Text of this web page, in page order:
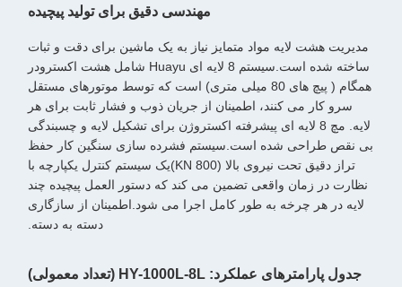
مهندسی دقیق برای تولید پیچیده
مدیریت هشت لایه مواد متمایز نیاز به یک ماشین برای دقت و ثبات
ساخته شده است.سیستم 8 لایه ای Huayu شامل هشت اکسترودر
همگام ( پیچ های 80 میلی متری) است که توسط موتورهای مستقل
سرو کار می کنند، اطمینان از جریان ذوب و فشار ثابت برای هر
لایه. مچ 8 لایه ای پیشرفته اکستروژن برای تشکیل لایه و چسبندگی
بی نقص طراحی شده است.سیستم فشرده سازی سنگین کار حفظ
تراز دقیق تحت نیروی بالا (800 KN)یک سیستم کنترل یکپارچه با
نظارت در زمان واقعی تضمین می کند که دستور العمل پیچیده چند
لایه در هر چرخه به طور کامل اجرا می شود.اطمینان از سازگاری
دسته به دسته.
جدول پارامترهای عملکرد: HY-1000L-8L (تعداد معمولی)